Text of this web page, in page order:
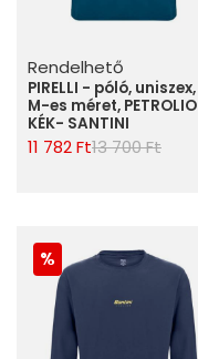
Rendelhető
PIRELLI - póló, uniszex,
M-es méret, PETROLIO
KÉK- SANTINI
11 782 Ft13 700 Ft